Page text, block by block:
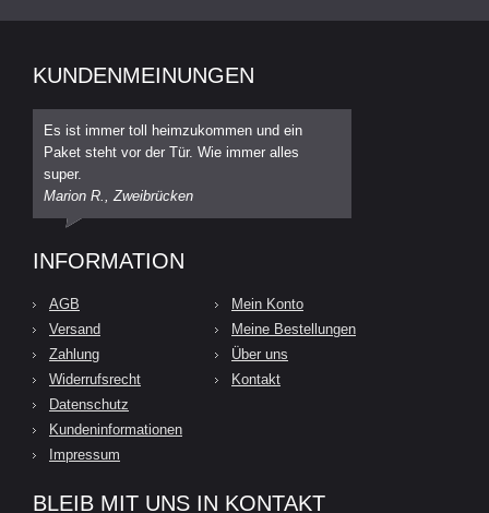
KUNDENMEINUNGEN
Es ist immer toll heimzukommen und ein
Paket steht vor der Tür. Wie immer alles
super.
Marion R., Zweibrücken
INFORMATION
AGB
Versand
Zahlung
Widerrufsrecht
Datenschutz
Kundeninformationen
Impressum
Mein Konto
Meine Bestellungen
Über uns
Kontakt
BLEIB MIT UNS IN KONTAKT